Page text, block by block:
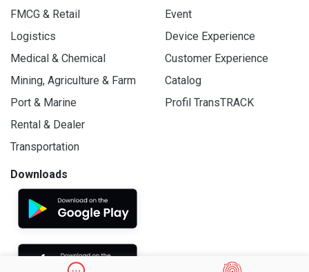
FMCG & Retail
Logistics
Medical & Chemical
Mining, Agriculture & Farm
Port & Marine
Rental & Dealer
Transportation
Event
Device Experience
Customer Experience
Catalog
Profil TransTRACK
Downloads